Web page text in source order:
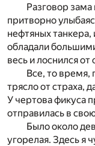
Разговор
притворно
нефтяных танкера,
обладали
весь и лоснился
Все, то время,
трясло от страха,
У чертова фикуса
отправилась в
Было около
угорелая. Здесь я